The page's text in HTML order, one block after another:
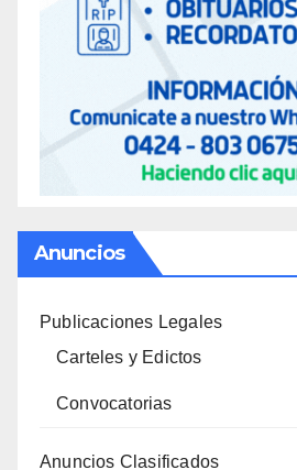
Anuncios
Publicaciones Legales
Carteles y Edictos
Convocatorias
Anuncios Clasificados